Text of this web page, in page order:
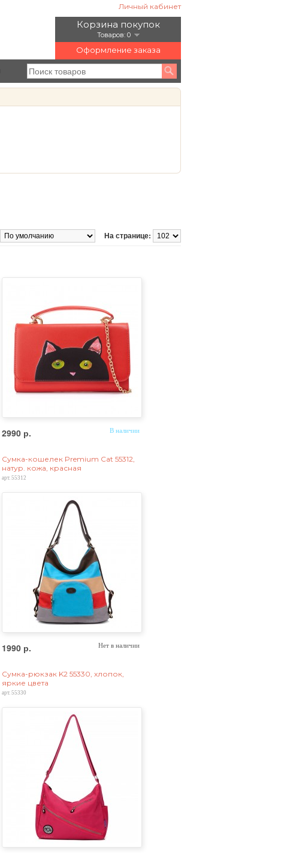
Личный кабинет
Корзина покупок
Товаров: 0
Оформление заказа
На странице:
2990 р. В наличии
Сумка-кошелек Premium Cat 55312,
натур. кожа, красная
арт. 55312
1990 р. Нет в наличии
Сумка-рюкзак K2 55330, хлопок,
яркие цвета
арт. 55330